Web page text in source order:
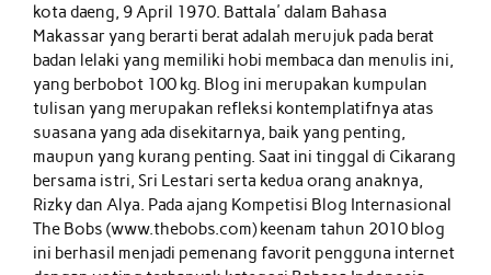
kota daeng, 9 April 1970. Battala' dalam Bahasa
Makassar yang berarti berat adalah merujuk pada berat
badan lelaki yang memiliki hobi membaca dan menulis ini,
yang berbobot 100 kg. Blog ini merupakan kumpulan
tulisan yang merupakan refleksi kontemplatifnya atas
suasana yang ada disekitarnya, baik yang penting,
maupun yang kurang penting. Saat ini tinggal di Cikarang
bersama istri, Sri Lestari serta kedua orang anaknya,
Rizky dan Alya. Pada ajang Kompetisi Blog Internasional
The Bobs (www.thebobs.com) keenam tahun 2010 blog
ini berhasil menjadi pemenang favorit pengguna internet